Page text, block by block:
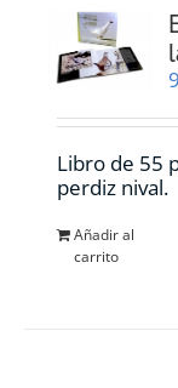
Libro de 55
perdiz nival.
Añadir al
carrito